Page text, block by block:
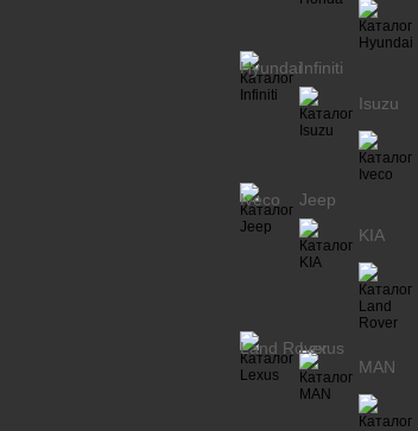
HyundaiInfiniti
Isuzu
Iveco
Jeep
KIA
Land Rover
Lexus
MAN